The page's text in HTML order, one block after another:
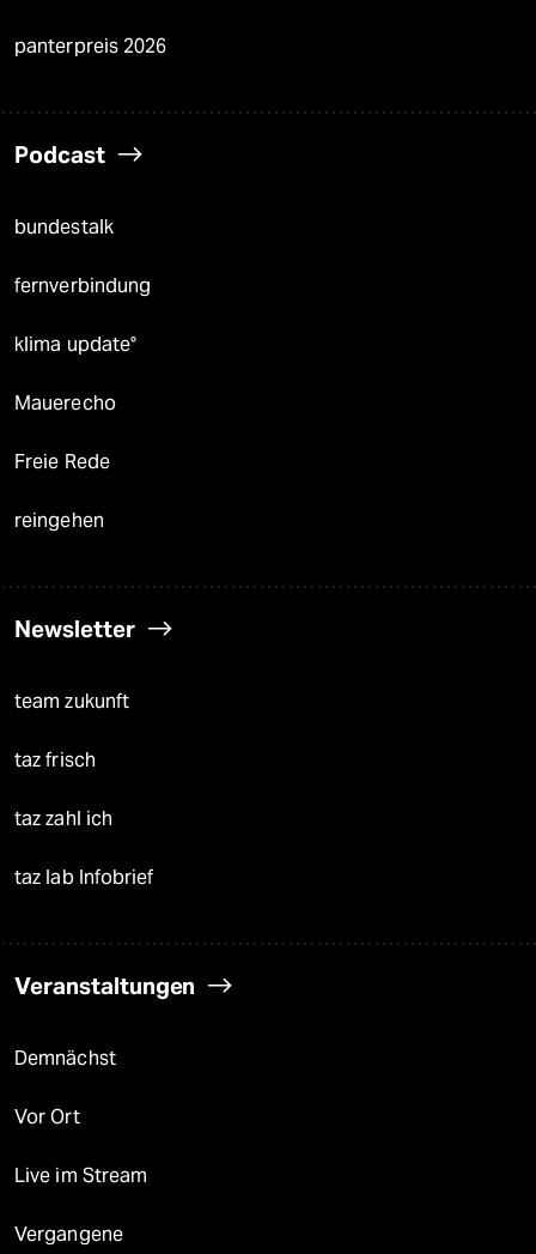
panterpreis 2026
Podcast
bundestalk
fernverbindung
klima update°
Mauerecho
Freie Rede
reingehen
Newsletter
team zukunft
taz frisch
taz zahl ich
taz lab Infobrief
Veranstaltungen
Demnächst
Vor Ort
Live im Stream
Vergangene